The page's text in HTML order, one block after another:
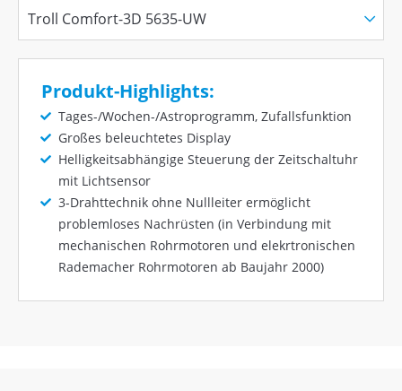
Produkt-Highlights:
Tages-/Wochen-/Astroprogramm, Zufallsfunktion
Großes beleuchtetes Display
Helligkeitsabhängige Steuerung der Zeitschaltuhr
mit Lichtsensor
3-Drahttechnik ohne Nullleiter ermöglicht
problemloses Nachrüsten (in Verbindung mit
mechanischen Rohrmotoren und elekrtronischen
Rademacher Rohrmotoren ab Baujahr 2000)